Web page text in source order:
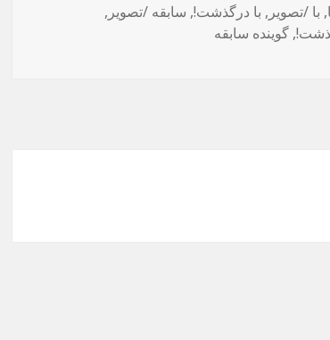
, با /تصویر , با درگذشت!, سابقه /تصویر ,
,گوینده سابقه